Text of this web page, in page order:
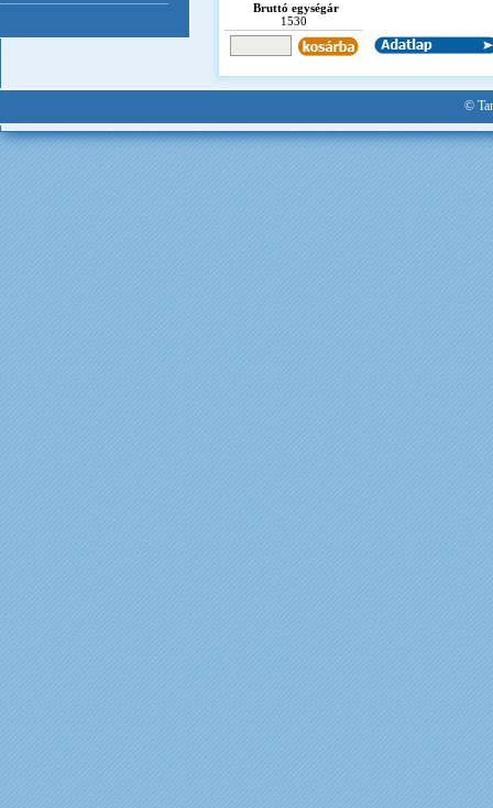
Bruttó egységár
1530
©